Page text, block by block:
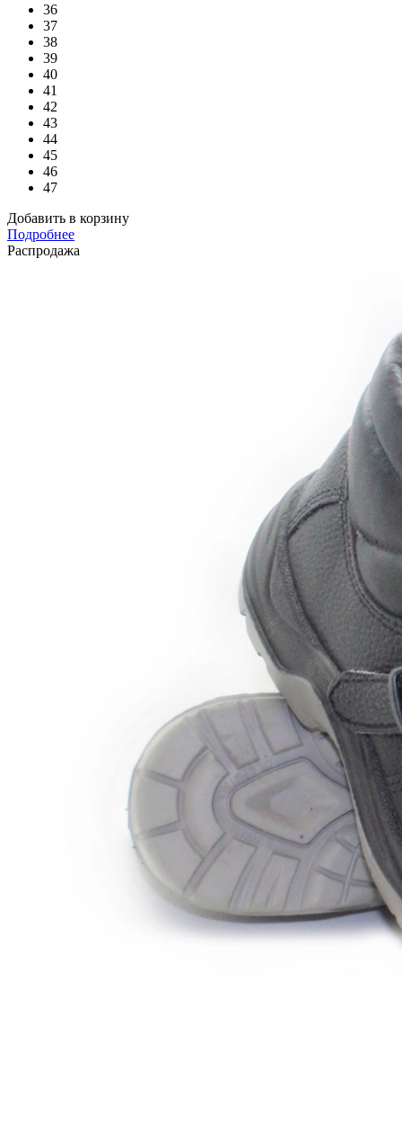
36
37
38
39
40
41
42
43
44
45
46
47
Добавить в корзину
Подробнее
Распродажа